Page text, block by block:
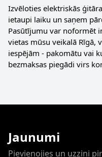
Izvēloties elektriskās
ietaupi laiku un saņem
Pasūtījumu var noformēt
vietas mūsu veikalā Rīgā,
iespējām - pakomātu vai
bezmaksas piegādi virs
Jaunumi
Pievienojies un uzzini